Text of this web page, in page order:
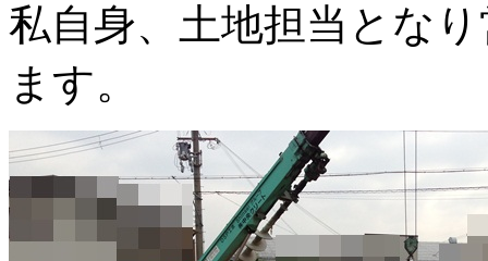
私自身、土地担当とな
ます。